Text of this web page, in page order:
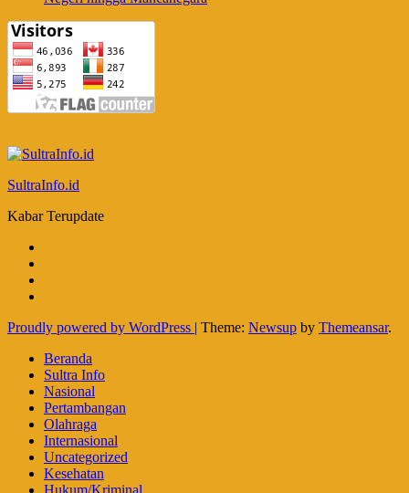
SultraInfo.id
Kabar Terupdate
Proudly powered by WordPress | Theme: Newsup by Themeansar.
Beranda
Sultra Info
Nasional
Pertambangan
Olahraga
Internasional
Uncategorized
Kesehatan
Hukum/Kriminal